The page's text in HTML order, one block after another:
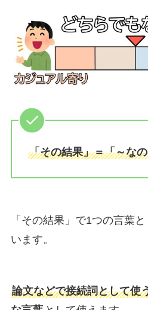
「その結果」＝「～な
「その結果」で1つの言葉
います。
論文などで接続詞として使